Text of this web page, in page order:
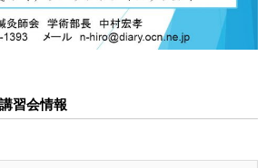
習会情報